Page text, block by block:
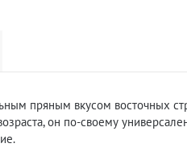
пряным вкусом восточных
он по-своему